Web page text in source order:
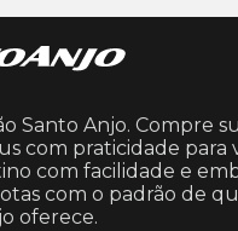
Santo Anjo. Compre
com praticidade para
com facilidade e
com o padrão de
oferece.